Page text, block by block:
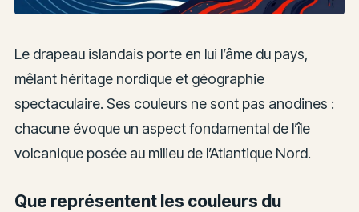
Le drapeau islandais porte en lui l’âme du pays,
mêlant héritage nordique et géographie
spectaculaire. Ses couleurs ne sont pas anodines :
chacune évoque un aspect fondamental de l’île
volcanique posée au milieu de l’Atlantique Nord.
Que représentent les couleurs du